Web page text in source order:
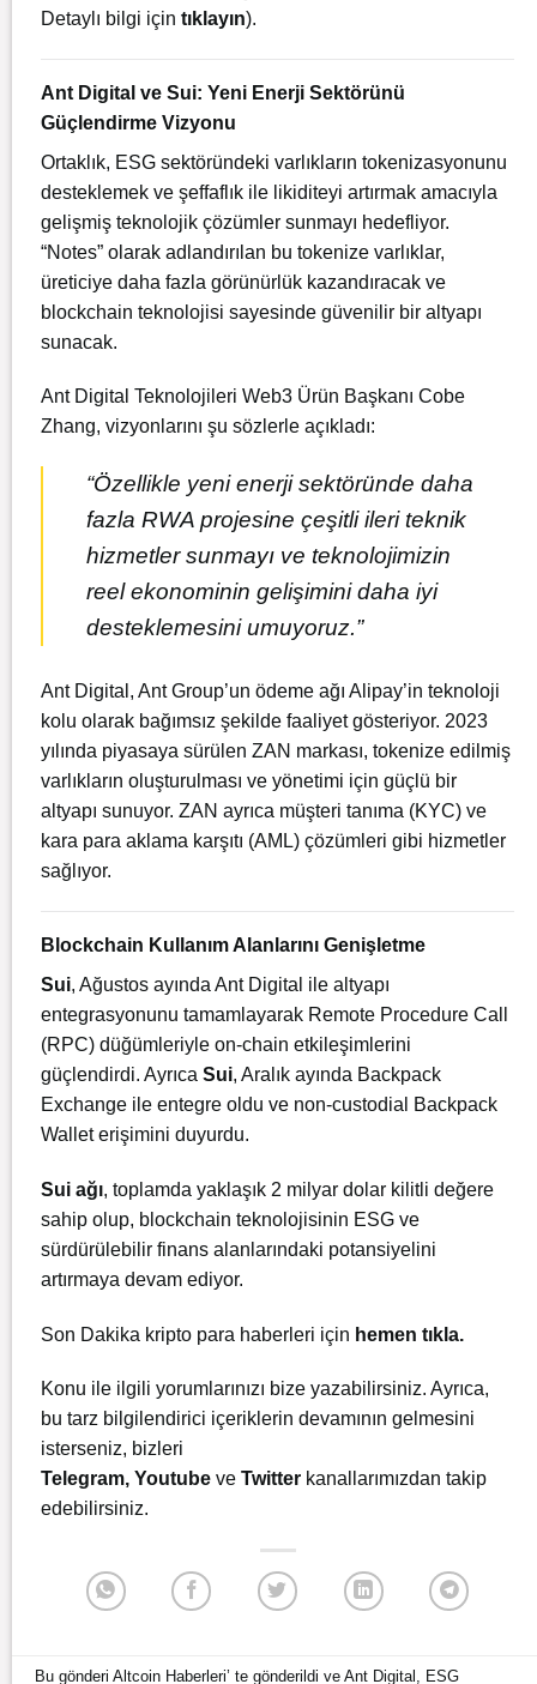
Detaylı bilgi için tıklayın).
Ant Digital ve Sui: Yeni Enerji Sektörünü
Güçlendirme Vizyonu
Ortaklık, ESG sektöründeki varlıkların tokenizasyonunu
desteklemek ve şeffaflık ile likiditeyi artırmak amacıyla
gelişmiş teknolojik çözümler sunmayı hedefliyor.
“Notes” olarak adlandırılan bu tokenize varlıklar,
üreticiye daha fazla görünürlük kazandıracak ve
blockchain teknolojisi sayesinde güvenilir bir altyapı
sunacak.
Ant Digital Teknolojileri Web3 Ürün Başkanı Cobe
Zhang, vizyonlarını şu sözlerle açıkladı:
“Özellikle yeni enerji sektöründe daha
fazla RWA projesine çeşitli ileri teknik
hizmetler sunmayı ve teknolojimizin
reel ekonominin gelişimini daha iyi
desteklemesini umuyoruz.”
Ant Digital, Ant Group’un ödeme ağı Alipay’in teknoloji
kolu olarak bağımsız şekilde faaliyet gösteriyor. 2023
yılında piyasaya sürülen ZAN markası, tokenize edilmiş
varlıkların oluşturulması ve yönetimi için güçlü bir
altyapı sunuyor. ZAN ayrıca müşteri tanıma (KYC) ve
kara para aklama karşıtı (AML) çözümleri gibi hizmetler
sağlıyor.
Blockchain Kullanım Alanlarını Genişletme
Sui, Ağustos ayında Ant Digital ile altyapı
entegrasyonunu tamamlayarak Remote Procedure Call
(RPC) düğümleriyle on-chain etkileşimlerini
güçlendirdi. Ayrıca Sui, Aralık ayında Backpack
Exchange ile entegre oldu ve non-custodial Backpack
Wallet erişimini duyurdu.
Sui ağı, toplamda yaklaşık 2 milyar dolar kilitli değere
sahip olup, blockchain teknolojisinin ESG ve
sürdürülebilir finans alanlarındaki potansiyelini
artırmaya devam ediyor.
Son Dakika kripto para haberleri için hemen tıkla.
Konu ile ilgili yorumlarınızı bize yazabilirsiniz. Ayrıca,
bu tarz bilgilendirici içeriklerin devamının gelmesini
isterseniz, bizleri
Telegram, Youtube ve Twitter kanallarımızdan takip
edebilirsiniz.
Bu gönderiAltcoin Haberleri’ te gönderildi veAnt Digital ESG